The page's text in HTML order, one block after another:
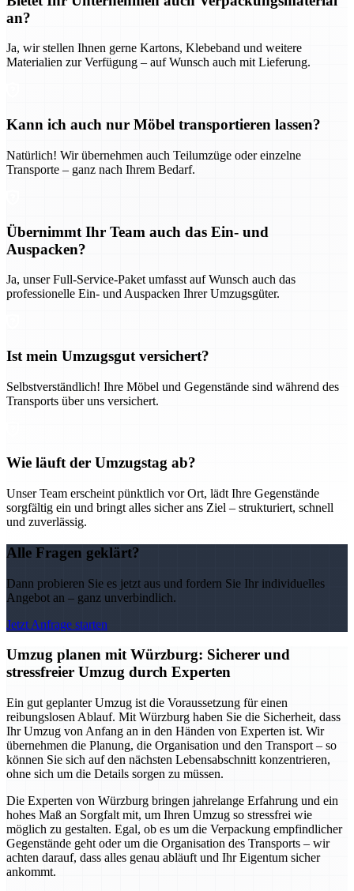
an?
Ja, wir stellen Ihnen gerne Kartons, Klebeband und weitere
Materialien zur Verfügung – auf Wunsch auch mit Lieferung.
Kann ich auch nur Möbel transportieren lassen?
Natürlich! Wir übernehmen auch Teilumzüge oder einzelne
Transporte – ganz nach Ihrem Bedarf.
Übernimmt Ihr Team auch das Ein- und
Auspacken?
Ja, unser Full-Service-Paket umfasst auf Wunsch auch das
professionelle Ein- und Auspacken Ihrer Umzugsgüter.
Ist mein Umzugsgut versichert?
Selbstverständlich! Ihre Möbel und Gegenstände sind während des
Transports über uns versichert.
Wie läuft der Umzugstag ab?
Unser Team erscheint pünktlich vor Ort, lädt Ihre Gegenstände
sorgfältig ein und bringt alles sicher ans Ziel – strukturiert, schnell
und zuverlässig.
Alle Fragen geklärt?
Dann probieren Sie es jetzt aus und fordern Sie Ihr individuelles
Angebot an – ganz unverbindlich.
Jetzt Anfrage starten
Umzug planen mit Würzburg: Sicherer und
stressfreier Umzug durch Experten
Ein gut geplanter Umzug ist die Voraussetzung für einen
reibungslosen Ablauf. Mit Würzburg haben Sie die Sicherheit, dass
Ihr Umzug von Anfang an in den Händen von Experten ist. Wir
übernehmen die Planung, die Organisation und den Transport – so
können Sie sich auf den nächsten Lebensabschnitt konzentrieren,
ohne sich um die Details sorgen zu müssen.
Die Experten von Würzburg bringen jahrelange Erfahrung und ein
hohes Maß an Sorgfalt mit, um Ihren Umzug so stressfrei wie
möglich zu gestalten. Egal, ob es um die Verpackung empfindlicher
Gegenstände geht oder um die Organisation des Transports – wir
achten darauf, dass alles genau abläuft und Ihr Eigentum sicher
ankommt.